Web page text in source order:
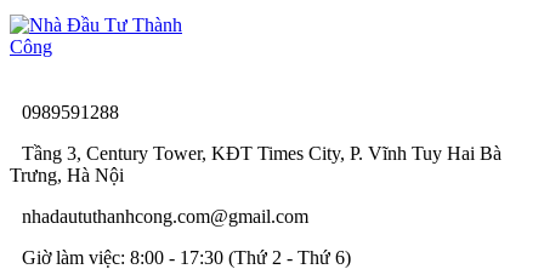
0989591288
Tầng 3, Century Tower, KĐT Times City, P. Vĩnh Tuy Hai Bà
Trưng, Hà Nội
nhadaututhanhcong.com@gmail.com
Giờ làm việc: 8:00 - 17:30 (Thứ 2 - Thứ 6)